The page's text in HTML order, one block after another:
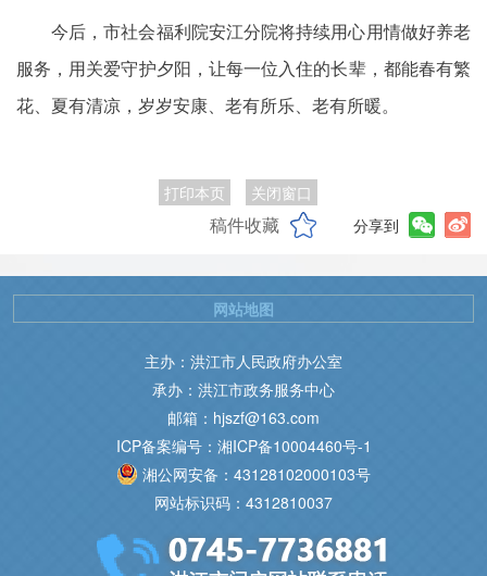
今后，市社会福利院安江分院将持续用心用情做好养老
服务，用关爱守护夕阳，让每一位入住的长辈，都能春有繁
花、夏有清凉，岁岁安康、老有所乐、老有所暖。
打印本页 关闭窗口
稿件收藏 分享到
主办：洪江市人民政府办公室
承办：洪江市政务服务中心
邮箱：hjszf@163.com
ICP备案编号：湘ICP备10004460号-1
湘公网安备：43128102000103号
网站标识码：4312810037
网站地图